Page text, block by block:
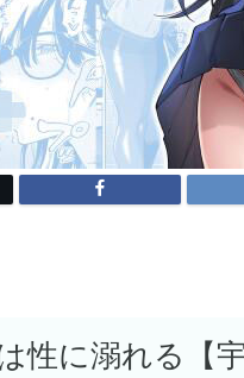
性に溺れる【